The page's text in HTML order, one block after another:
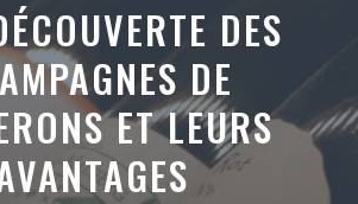
DES
DE
ET LEURS